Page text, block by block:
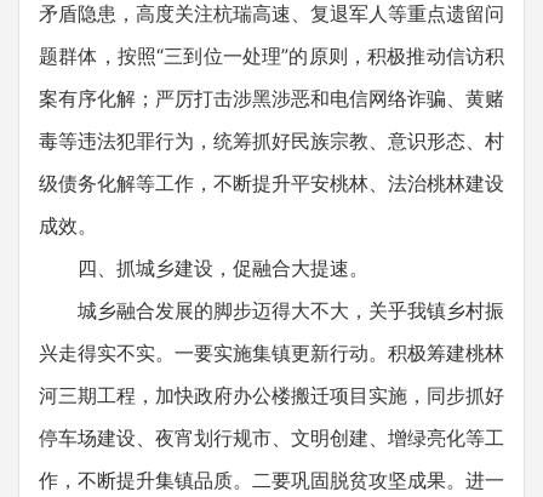
矛盾隐患，高度关注杭瑞高速、复退军人等重点遗留问
题群体，按照“三到位一处理”的原则，积极推动信访积
案有序化解；严厉打击涉黑涉恶和电信网络诈骗、黄赌
毒等违法犯罪行为，统筹抓好民族宗教、意识形态、村
级债务化解等工作，不断提升平安桃林、法治桃林建设
成效。
四、抓城乡建设，促融合大提速。
城乡融合发展的脚步迈得大不大，关乎我镇乡村振
兴走得实不实。一要实施集镇更新行动。积极筹建桃林
河三期工程，加快政府办公楼搬迁项目实施，同步抓好
停车场建设、夜宵划行规市、文明创建、增绿亮化等工
作，不断提升集镇品质。二要巩固脱贫攻坚成果。进一